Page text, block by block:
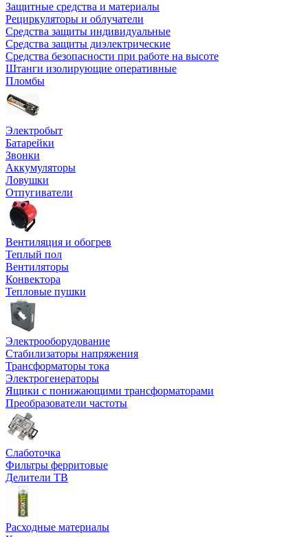
Защитные средства и материалы
Рециркуляторы и облучатели
Средства защиты индивидуальные
Средства защиты диэлектрические
Средства безопасности при работе на высоте
Штанги изолирующие оперативные
Пломбы
Электробыт
Батарейки
Звонки
Аккумуляторы
Ловушки
Отпугиватели
Вентиляция и обогрев
Теплый пол
Вентиляторы
Конвектора
Тепловые пушки
Электрооборудование
Стабилизаторы напряжения
Трансформаторы тока
Электрогенераторы
Ящики с понижающими трансформаторами
Преобразователи частоты
Слаботочка
Фильтры ферритовые
Делители ТВ
Расходные материалы